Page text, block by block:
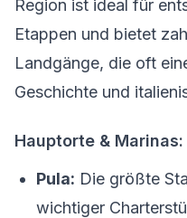
Region ist ideal für
Etappen und bietet
Landgänge, die oft
Geschichte und
Hauptorte & Marinas:
Pula: Die größte
wichtiger